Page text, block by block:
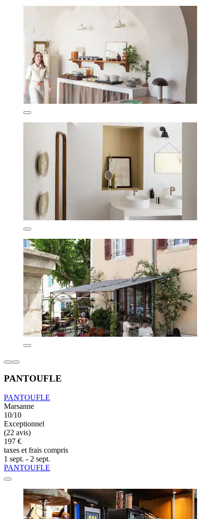
PANTOUFLE
PANTOUFLE
Marsanne
10/10
Exceptionnel
(22 avis)
197 €
taxes et frais compris
1 sept. - 2 sept.
PANTOUFLE